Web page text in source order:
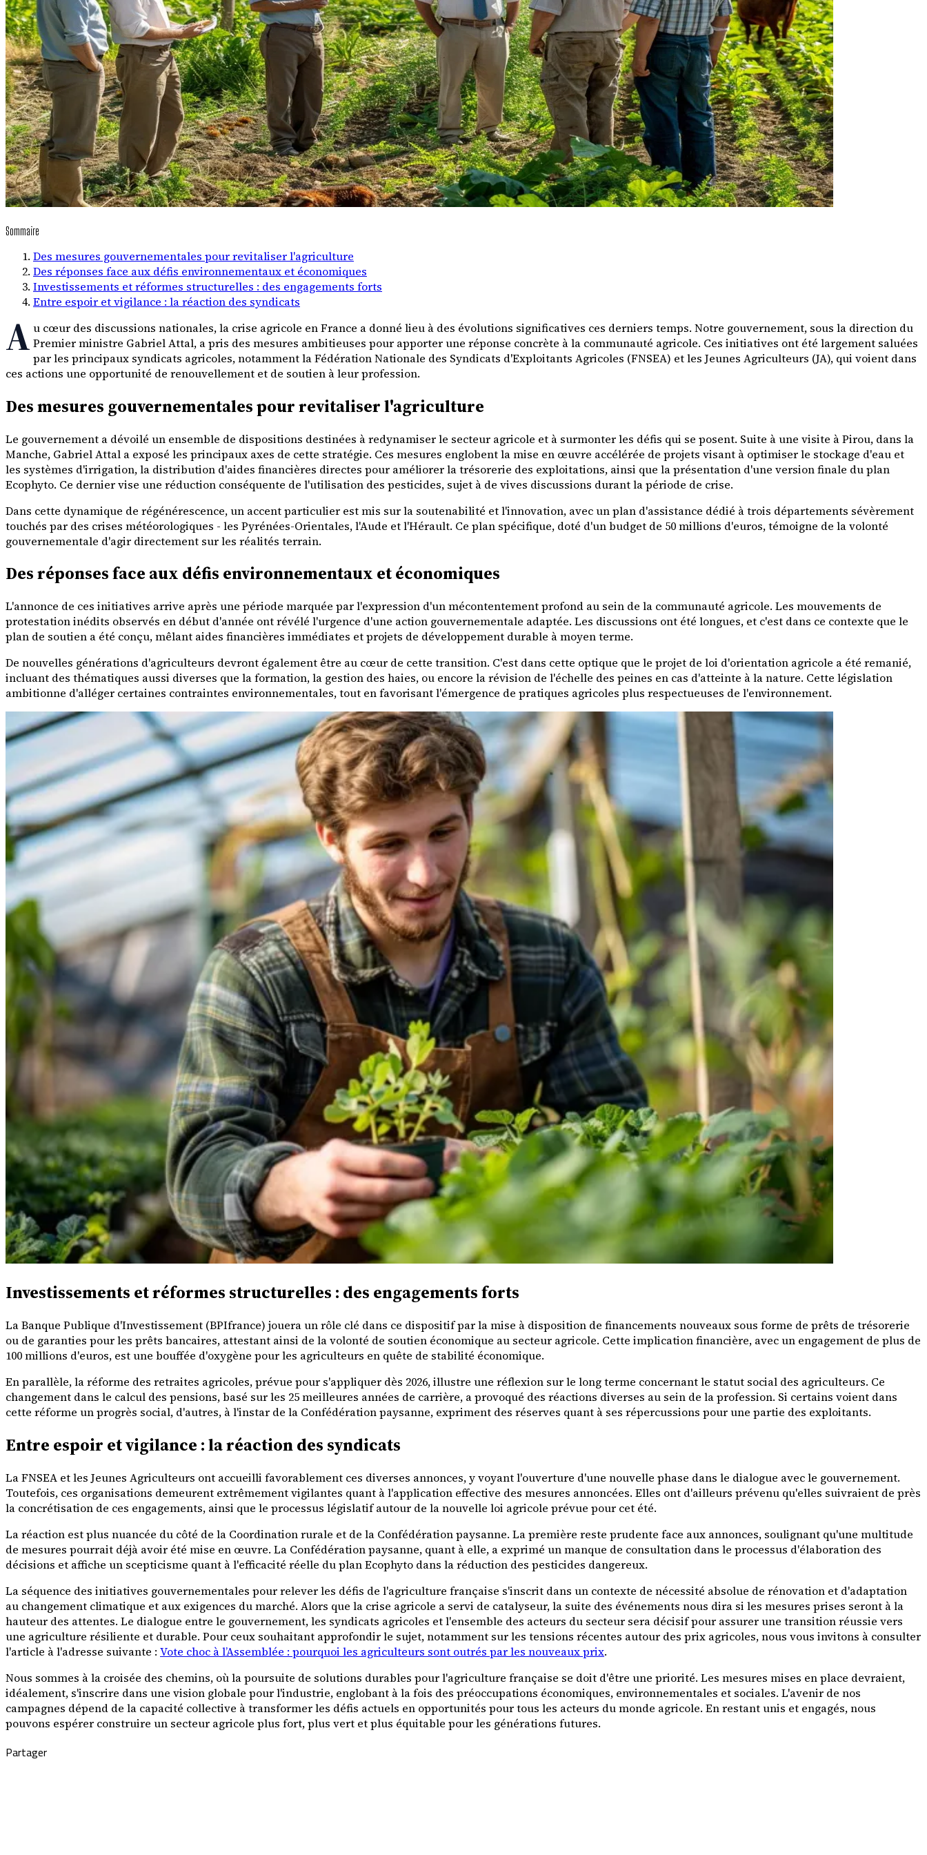
Sommaire
Des mesures gouvernementales pour revitaliser l'agriculture
Des réponses face aux défis environnementaux et économiques
Investissements et réformes structurelles : des engagements forts
Entre espoir et vigilance : la réaction des syndicats
A u cœur des discussions nationales, la crise agricole en France a donné lieu à des évolutions significatives ces derniers temps. Notre gouvernement, sous la direction du
Premier ministre Gabriel Attal, a pris des mesures ambitieuses pour apporter une réponse concrète à la communauté agricole. Ces initiatives ont été largement saluées
par les principaux syndicats agricoles, notamment la Fédération Nationale des Syndicats d'Exploitants Agricoles (FNSEA) et les Jeunes Agriculteurs (JA), qui voient dans
ces actions une opportunité de renouvellement et de soutien à leur profession.
Des mesures gouvernementales pour revitaliser l'agriculture
Le gouvernement a dévoilé un ensemble de dispositions destinées à redynamiser le secteur agricole et à surmonter les défis qui se posent. Suite à une visite à Pirou, dans la
Manche, Gabriel Attal a exposé les principaux axes de cette stratégie. Ces mesures englobent la mise en œuvre accélérée de projets visant à optimiser le stockage d'eau et
les systèmes d'irrigation, la distribution d'aides financières directes pour améliorer la trésorerie des exploitations, ainsi que la présentation d'une version finale du plan
Ecophyto. Ce dernier vise une réduction conséquente de l'utilisation des pesticides, sujet à de vives discussions durant la période de crise.
Dans cette dynamique de régénérescence, un accent particulier est mis sur la soutenabilité et l'innovation, avec un plan d'assistance dédié à trois départements sévèrement
touchés par des crises météorologiques - les Pyrénées-Orientales, l'Aude et l'Hérault. Ce plan spécifique, doté d'un budget de 50 millions d'euros, témoigne de la volonté
gouvernementale d'agir directement sur les réalités terrain.
Des réponses face aux défis environnementaux et économiques
L'annonce de ces initiatives arrive après une période marquée par l'expression d'un mécontentement profond au sein de la communauté agricole. Les mouvements de
protestation inédits observés en début d'année ont révélé l'urgence d'une action gouvernementale adaptée. Les discussions ont été longues, et c'est dans ce contexte que le
plan de soutien a été conçu, mêlant aides financières immédiates et projets de développement durable à moyen terme.
De nouvelles générations d'agriculteurs devront également être au cœur de cette transition. C'est dans cette optique que le projet de loi d'orientation agricole a été remanié,
incluant des thématiques aussi diverses que la formation, la gestion des haies, ou encore la révision de l'échelle des peines en cas d'atteinte à la nature. Cette législation
ambitionne d'alléger certaines contraintes environnementales, tout en favorisant l'émergence de pratiques agricoles plus respectueuses de l'environnement.
Investissements et réformes structurelles : des engagements forts
La Banque Publique d'Investissement (BPIfrance) jouera un rôle clé dans ce dispositif par la mise à disposition de financements nouveaux sous forme de prêts de trésorerie
ou de garanties pour les prêts bancaires, attestant ainsi de la volonté de soutien économique au secteur agricole. Cette implication financière, avec un engagement de plus de
100 millions d'euros, est une bouffée d'oxygène pour les agriculteurs en quête de stabilité économique.
En parallèle, la réforme des retraites agricoles, prévue pour s'appliquer dès 2026, illustre une réflexion sur le long terme concernant le statut social des agriculteurs. Ce
changement dans le calcul des pensions, basé sur les 25 meilleures années de carrière, a provoqué des réactions diverses au sein de la profession. Si certains voient dans
cette réforme un progrès social, d'autres, à l'instar de la Confédération paysanne, expriment des réserves quant à ses répercussions pour une partie des exploitants.
Entre espoir et vigilance : la réaction des syndicats
La FNSEA et les Jeunes Agriculteurs ont accueilli favorablement ces diverses annonces, y voyant l'ouverture d'une nouvelle phase dans le dialogue avec le gouvernement.
Toutefois, ces organisations demeurent extrêmement vigilantes quant à l'application effective des mesures annoncées. Elles ont d'ailleurs prévenu qu'elles suivraient de près
la concrétisation de ces engagements, ainsi que le processus législatif autour de la nouvelle loi agricole prévue pour cet été.
La réaction est plus nuancée du côté de la Coordination rurale et de la Confédération paysanne. La première reste prudente face aux annonces, soulignant qu'une multitude
de mesures pourrait déjà avoir été mise en œuvre. La Confédération paysanne, quant à elle, a exprimé un manque de consultation dans le processus d'élaboration des
décisions et affiche un scepticisme quant à l'efficacité réelle du plan Ecophyto dans la réduction des pesticides dangereux.
La séquence des initiatives gouvernementales pour relever les défis de l'agriculture française s'inscrit dans un contexte de nécessité absolue de rénovation et d'adaptation
au changement climatique et aux exigences du marché. Alors que la crise agricole a servi de catalyseur, la suite des événements nous dira si les mesures prises seront à la
hauteur des attentes. Le dialogue entre le gouvernement, les syndicats agricoles et l'ensemble des acteurs du secteur sera décisif pour assurer une transition réussie vers
une agriculture résiliente et durable. Pour ceux souhaitant approfondir le sujet, notamment sur les tensions récentes autour des prix agricoles, nous vous invitons à consulter
l'article à l'adresse suivante : Vote choc à l’Assemblée : pourquoi les agriculteurs sont outrés par les nouveaux prix.
Nous sommes à la croisée des chemins, où la poursuite de solutions durables pour l'agriculture française se doit d'être une priorité. Les mesures mises en place devraient,
idéalement, s'inscrire dans une vision globale pour l'industrie, englobant à la fois des préoccupations économiques, environnementales et sociales. L'avenir de nos
campagnes dépend de la capacité collective à transformer les défis actuels en opportunités pour tous les acteurs du monde agricole. En restant unis et engagés, nous
pouvons espérer construire un secteur agricole plus fort, plus vert et plus équitable pour les générations futures.
Partager